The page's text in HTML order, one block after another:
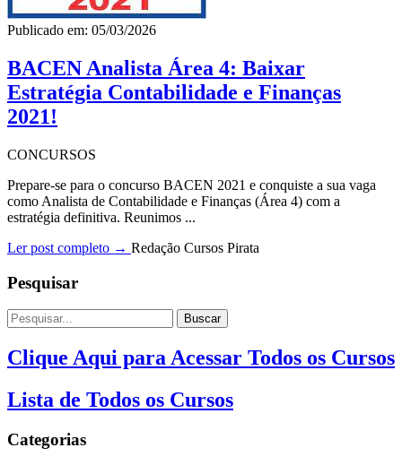
Publicado em: 05/03/2026
BACEN Analista Área 4: Baixar
Estratégia Contabilidade e Finanças
2021!
CONCURSOS
Prepare-se para o concurso BACEN 2021 e conquiste a sua vaga
como Analista de Contabilidade e Finanças (Área 4) com a
estratégia definitiva. Reunimos ...
Ler post completo → Redação Cursos Pirata
Pesquisar
Buscar
Clique Aqui para Acessar Todos os Cursos
Lista de Todos os Cursos
Categorias